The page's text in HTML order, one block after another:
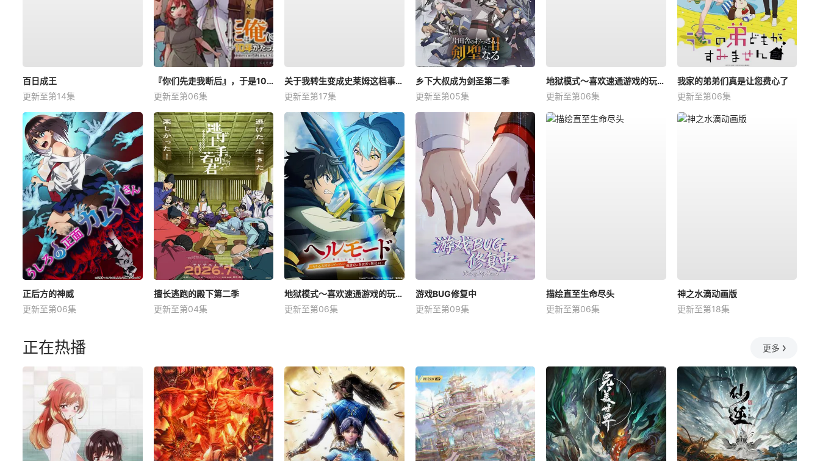
百日成王
更新至第14集
『你们先走我断后』，于是10年后我成为了传说
更新至第06集
关于我转生变成史莱姆这档事第四季
更新至第17集
乡下大叔成为剑圣第二季
更新至第05集
地狱模式～喜欢速通游戏的玩家在废设定异世界无双～第二季
更新至第06集
我家的弟弟们真是让您费心了
更新至第06集
正后方的神威
更新至第06集
擅长逃跑的殿下第二季
更新至第04集
地狱模式～喜欢速通游戏的玩家在废设定异世界无双～第2季
更新至第06集
游戏BUG修复中
更新至第09集
描绘直至生命尽头
更新至第06集
神之水滴动画版
更新至第18集
正在热播 更多